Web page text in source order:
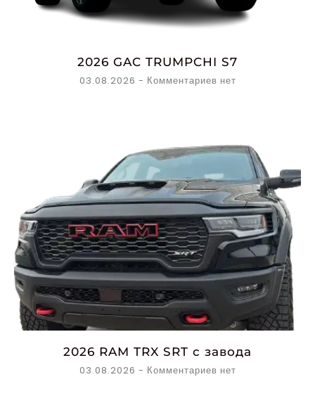
2026 GAC TRUMPCHI S7
03.08.2026 Комментариев нет
2026 RAM TRX SRT с завода
03.08.2026 Комментариев нет